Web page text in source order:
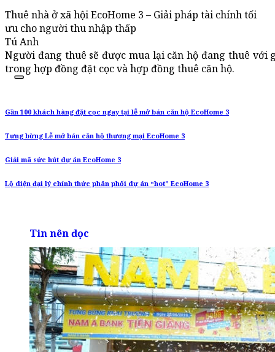
Thuê nhà ở xã hội EcoHome 3 – Giải pháp tài chính tối
ưu cho người thu nhập thấp
Tú Anh
Người đang thuê sẽ được mua lại căn hộ đang thuê với
trong hợp đồng đặt cọc và hợp đồng thuê căn hộ.
Gần 100 khách hàng đặt cọc ngay tại lễ mở bán căn hộ EcoHome 3
Tưng bừng Lễ mở bán căn hộ thương mại EcoHome 3
Giải mã sức hút dự án EcoHome 3
Lộ diện đại lý chính thức phân phối dự án “hot” EcoHome 3
Tin nên đọc